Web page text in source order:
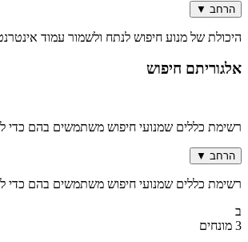
הרחב ▼
היכולת של מנוע חיפוש לנתח ולשמור עמוד
אלגוריתם חיפוש
רשימת כללים שמנועי חיפוש משתמשים בהם כדי
הרחב ▼
רשימת כללים שמנועי חיפוש משתמשים בהם כדי
ב
3 מונחים